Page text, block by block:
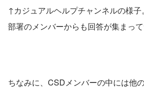
↑カジュアルヘルプチャンネルの様
部署のメンバーからも回答が集まって
ちなみに、CSDメンバーの中には他